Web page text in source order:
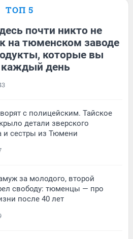
ТОП 5
почти никто не
на тюменском заводе
которые вы
каждый день
с полицейским. Тайское
детали зверского
и сестры из Тюмени
за молодого, второй
свободу: тюменцы — про
после 40 лет